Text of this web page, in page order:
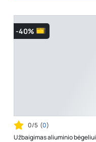
-40%
0/5 (0)
Užbaigimas aliuminio bėgeliui